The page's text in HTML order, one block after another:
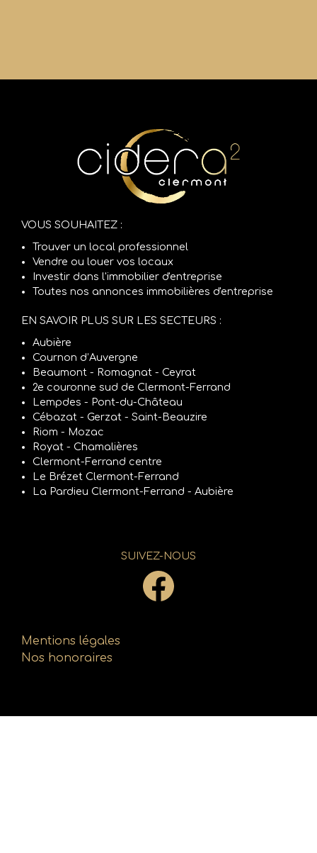
VOUS SOUHAITEZ :
Trouver un local professionnel
Vendre ou louer vos locaux
Investir dans l'immobilier d'entreprise
Toutes nos annonces immobilières d'entreprise
EN SAVOIR PLUS SUR LES SECTEURS :
Aubière
Cournon d’Auvergne
Beaumont - Romagnat - Ceyrat
2e couronne sud de Clermont-Ferrand
Lempdes - Pont-du-Château
Cébazat - Gerzat - Saint-Beauzire
Riom - Mozac
Royat - Chamalières
Clermont-Ferrand centre
Le Brézet Clermont-Ferrand
La Pardieu Clermont-Ferrand - Aubière
SUIVEZ-NOUS
Mentions légales
Nos honoraires